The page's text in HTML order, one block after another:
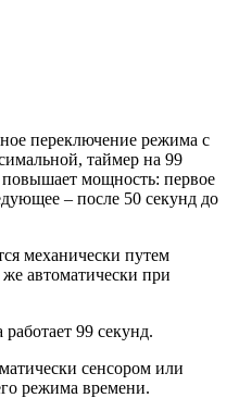
переключение режима с
таймер на 99
мощность: первое
– после 50 секунд до
механически путем
автоматически при
99 секунд.
сенсором или
режима времени.